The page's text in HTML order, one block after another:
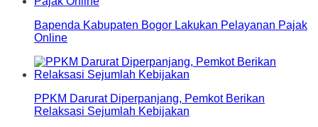
Bapenda Kabupaten Bogor Lakukan Pelayanan Pajak
Online
PPKM Darurat Diperpanjang, Pemkot Berikan
Relaksasi Sejumlah Kebijakan